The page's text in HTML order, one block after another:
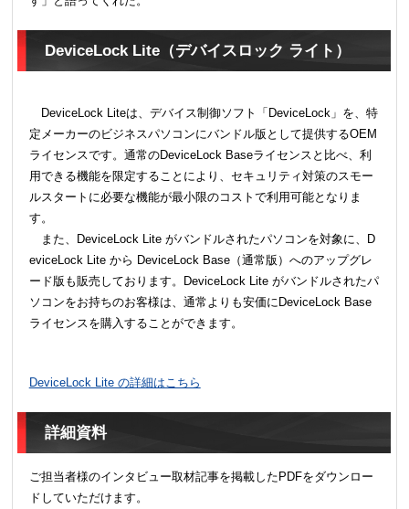
DeviceLock Lite（デバイスロック ライト）
DeviceLock Liteは、デバイス制御ソフト「DeviceLock」を、特
定メーカーのビジネスパソコンにバンドル版として提供するOEM
ライセンスです。通常のDeviceLock Baseライセンスと比べ、利
用できる機能を限定することにより、セキュリティ対策のスモー
ルスタートに必要な機能が最小限のコストで利用可能となりま
す。
また、DeviceLock Lite がバンドルされたパソコンを対象に、D
eviceLock Lite から DeviceLock Base（通常版）へのアップグレ
ード版も販売しております。DeviceLock Lite がバンドルされたパ
ソコンをお持ちのお客様は、通常よりも安価にDeviceLock Base
ライセンスを購入することができます。
DeviceLock Lite の詳細はこちら
詳細資料
ご担当者様のインタビュー取材記事を掲載したPDFをダウンロー
ドしていただけます。